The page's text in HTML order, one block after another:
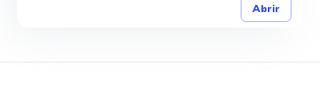
Abrir